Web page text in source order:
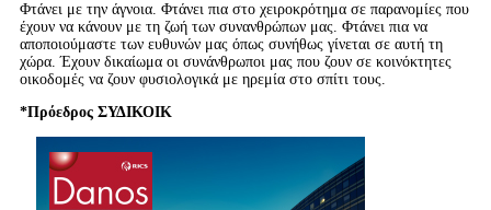
Φτάνει με την άγνοια. Φτάνει πια στο χειροκρότημα σε παρανομίες που
έχουν να κάνουν με τη ζωή των συνανθρώπων μας. Φτάνει πια να
αποποιούμαστε των ευθυνών μας όπως συνήθως γίνεται σε αυτή τη
χώρα. Έχουν δικαίωμα οι συνάνθρωποι μας που ζουν σε κοινόκτητες
οικοδομές να ζουν φυσιολογικά με ηρεμία στο σπίτι τους.
*Πρόεδρος ΣΥΔΙΚΟΙΚ